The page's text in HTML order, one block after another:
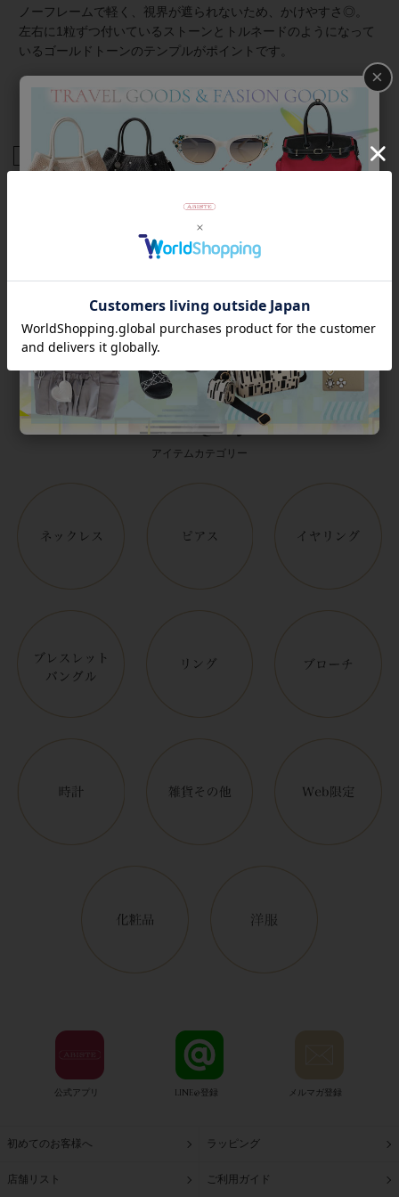
ノーフレームで軽く、視界が遮られないため、かけやすさ◎。
左右に1粒ずつ付いているストーンとトルネードのようになって
いるゴールドトーンのテンプルがポイントです。
★可視光線透過率24％
商品番号 7020007-
Category
アイテムカテゴリー
公式アプリ LINE@登録 メルマガ登録
初めてのお客様へ ラッピング
店舗リスト ご利用ガイド
×